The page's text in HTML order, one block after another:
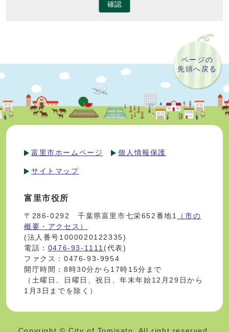
確認
ページの
先頭へ戻る
富里市ホームページ 個人情報保護
サイトマップ
富里市役所
〒286-0292 千葉県富里市七栄652番地1
（市の
概要・アクセス）
(法人番号1000020122335)
電話： 0476-93-1111(代表)
ファクス：0476-93-9954
開庁時間：8時30分から17時15分まで
（土曜日、日曜日、祝日、年末年始12月29日から
1月3日までを除く）